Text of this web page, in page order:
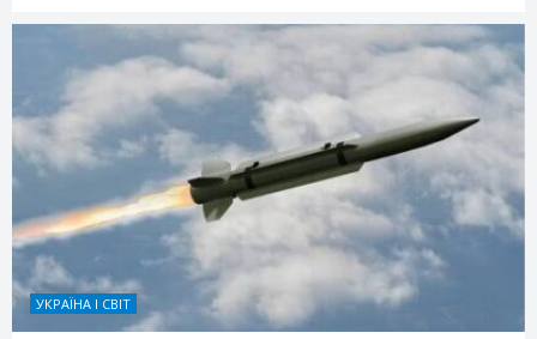
УКРАЇНА І СВІТ